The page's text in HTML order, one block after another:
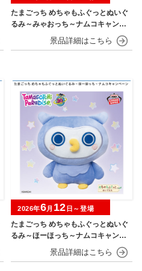
たまごっち めちゃもふぐっとぬいぐ
るみ～みゃおっち～ナムコキャンペ
たまごっち めちゃもふぐっとぬいぐ
るみ～ほーほっち～ナムコキャンペ
2026年6月 12 日～登場